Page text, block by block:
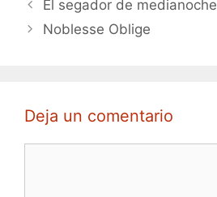
El segador de medianoche
Noblesse Oblige
Deja un comentario